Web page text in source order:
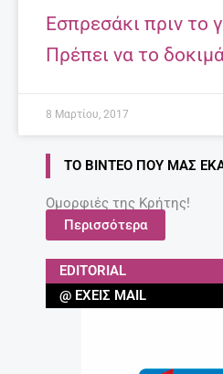
Εσπρεσάκι πριν το
Πρέπει να το
8 Μαρτίου, 2017
ΤΟ ΒΊΝΤΕΟ ΠΟΥ ΜΑΣ
Ομορφιές της Κρήτης!
Περισσότερα
EDITORIAL
@ ΈΧΕΙΣ MAIL